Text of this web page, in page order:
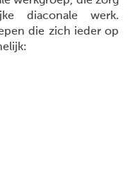
diaconale werk.
die zich ieder op